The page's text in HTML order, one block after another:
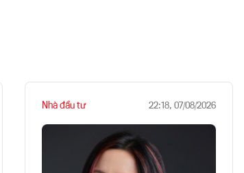
Nhà đầu tư 22:18, 07/08/2026